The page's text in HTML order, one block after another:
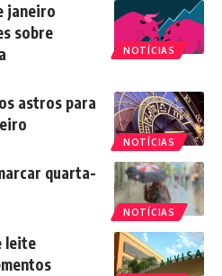
NOTÍCIAS
janeiro
sobre
NOTÍCIAS
astros para
NOTÍCIAS
quarta-
leite